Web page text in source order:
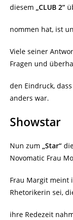
diesem „CLUB 2“
nommen hat, ist
Viele seiner
Fragen und
den Eindruck,
anders war.
Showstar
Nun zum „Star“
Novomatic Frau
Frau Margit meint
Rhetorikerin sei,
ihre Redezeit